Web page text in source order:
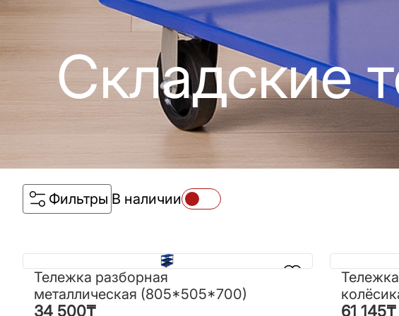
Складские
Фильтры В наличии
Тележка разборная
металлическая (805*505*700)
34 500₸
Тележка разборная
металлическая
(805*505*700)
34 500₸ 61 145₸
61 145₸